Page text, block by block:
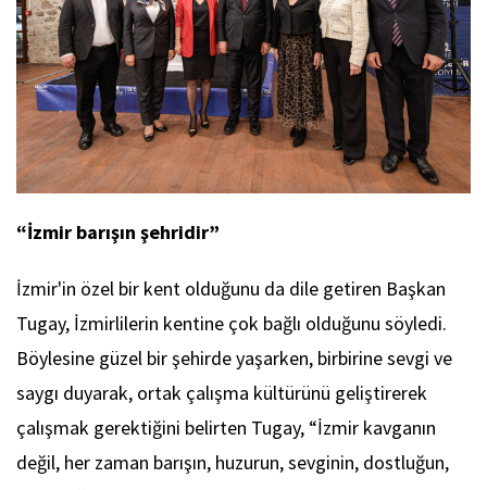
“İzmir barışın şehridir”
İzmir'in özel bir kent olduğunu da dile getiren Başkan
Tugay, İzmirlilerin kentine çok bağlı olduğunu söyledi.
Böylesine güzel bir şehirde yaşarken, birbirine sevgi ve
saygı duyarak, ortak çalışma kültürünü geliştirerek
çalışmak gerektiğini belirten Tugay, “İzmir kavganın
değil, her zaman barışın, huzurun, sevginin, dostluğun,